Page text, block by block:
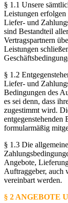
§ 1.1 Unsere
Leistungen
Liefer- und
sind Bestandteil
Vertragspartnern
Leistungen
§ 1.2
Liefer- und
Bedingungen des
es sei denn, dass
zugestimmt wird.
formularmäßig
§ 1.3 Die
Angebote,
Auftraggeber, auch
vereinbart werden.
§ 2 ANGEBOTE